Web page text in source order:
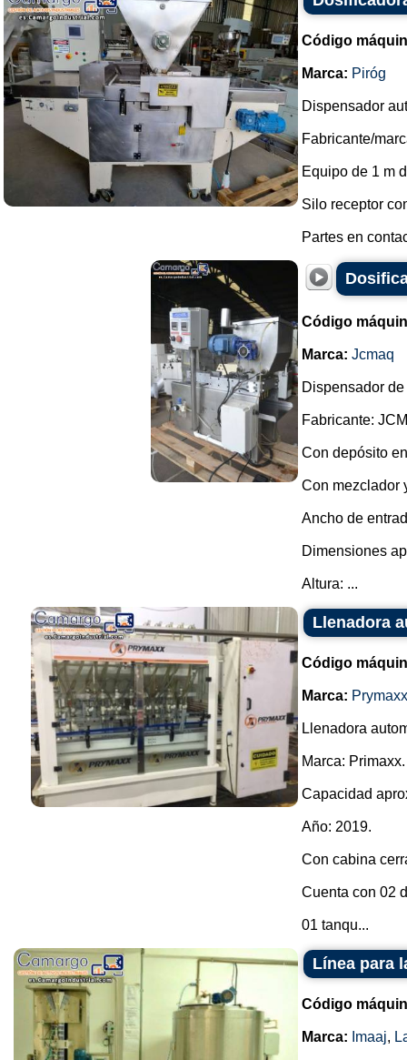
Código
Marca: Piróg
Dispensador
Fabricante/
Equipo de 1 m
Silo receptor
Partes en
Código
Marca: Jcmaq
Dispensador
Fabricante:
Con depósito
Con mezclador
Ancho de
Dimensiones
Altura: ...
Llenadora
Código
Marca: Prymaxx
Llenadora
Marca: Primaxx.
Capacidad
Año: 2019.
Con cabina
Cuenta con 02
01 tanqu...
Línea para
Código
Marca: Imaaj,